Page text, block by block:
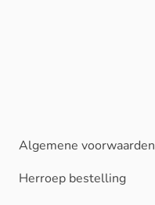
Algemene voorwaarden
Herroep bestelling